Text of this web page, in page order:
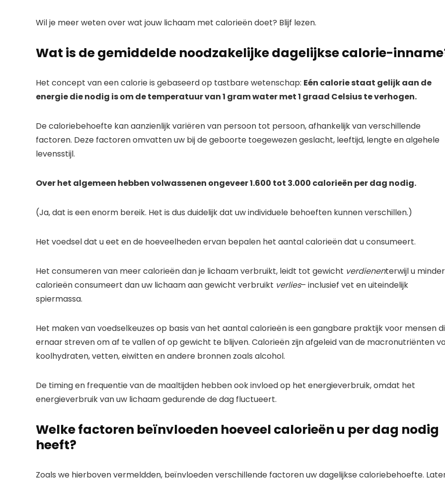
Wil je meer weten over wat jouw lichaam met calorieën doet? Blijf lezen.
Wat is de gemiddelde noodzakelijke dagelijkse calorie-
Het concept van een calorie is gebaseerd op tastbare wetenschap: Eén calorie staat gelijk aan de
energie die nodig is om de temperatuur van 1 gram water met 1 graad Celsius te verhogen.
De caloriebehoefte kan aanzienlijk variëren van persoon tot persoon, afhankelijk van verschillende
factoren. Deze factoren omvatten uw bij de geboorte toegewezen geslacht, leeftijd, lengte en algehele
levensstijl.
Over het algemeen hebben volwassenen ongeveer 1.600 tot 3.000 calorieën per dag nodig.
(Ja, dat is een enorm bereik. Het is dus duidelijk dat uw individuele behoeften kunnen verschillen.)
Het voedsel dat u eet en de hoeveelheden ervan bepalen het aantal calorieën dat u consumeert.
Het consumeren van meer calorieën dan je lichaam verbruikt, leidt tot gewicht verdienenterwijl u minder
calorieën consumeert dan uw lichaam aan gewicht verbruikt verlies– inclusief vet en uiteindelijk
spiermassa.
Het maken van voedselkeuzes op basis van het aantal calorieën is een gangbare praktijk voor mensen
ernaar streven om af te vallen of op gewicht te blijven. Calorieën zijn afgeleid van de macronutriënten
koolhydraten, vetten, eiwitten en andere bronnen zoals alcohol.
De timing en frequentie van de maaltijden hebben ook invloed op het energieverbruik, omdat het
energieverbruik van uw lichaam gedurende de dag fluctueert.
Welke factoren beïnvloeden hoeveel calorieën u per dag nodig
heeft?
Zoals we hierboven vermeldden, beïnvloeden verschillende factoren uw dagelijkse caloriebehoefte.